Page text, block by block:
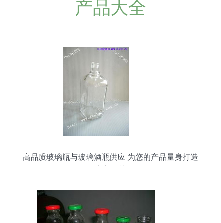
产品大全
高品质玻璃瓶与玻璃酒瓶供应 为您的产品量身打造